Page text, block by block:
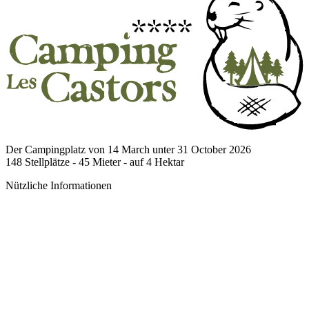
Der Campingplatz von 14 March unter 31 October 2026
148 Stellplätze - 45 Mieter - auf4 Hektar
Nützliche Informationen